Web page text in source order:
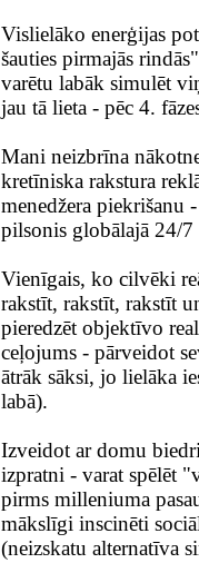
Vislielāko enerģijas
šauties pirmajās
varētu labāk simulēt
jau tā lieta - pēc 4.
Mani neizbrīna
kretīniska rakstura
menedžera piekrišanu
pilsonis globālajā 24/7
Vienīgais, ko cilvēki
rakstīt, rakstīt, rakstīt
pieredzēt objektīvo
ceļojums - pārveidot
ātrāk sāksi, jo lielāka
labā).
Izveidot ar domu
izpratni - varat spēlēt
pirms milleniuma
mākslīgi inscinēti
(neizskatu alternatīva